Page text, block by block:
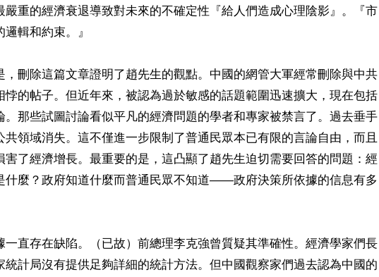
嚴重的經濟衰退導致對未來的不確定性『給人們造成心理陰影』。『市
輯和約束。』
，刪除這篇文章證明了趙先生的觀點。中國的網管大軍經常刪除與中共
悖的帖子。但近年來，被認為過於敏感的話題範圍迅速擴大，現在包括
。那些試圖討論看似平凡的經濟問題的學者和專家被禁言了。過去垂手
共領域消失。這不僅進一步限制了普通民眾本已有限的言論自由，而且
害了經濟增長。最重要的是，這凸顯了趙先生迫切需要回答的問題：經
什麼？政府知道什麼而普通民眾不知道——政府決策所依據的信息有多
一直存在缺陷。（已故）前總理李克強曾質疑其準確性。經濟學家們長
統計局沒有提供足夠詳細的統計方法。但中國觀察家們過去認為中國的